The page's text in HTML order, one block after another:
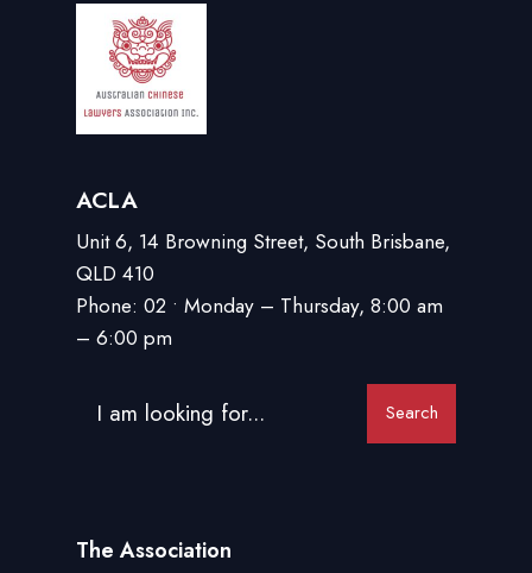
ACLA
Unit 6, 14 Browning Street, South Brisbane,
QLD 410
Phone: 02 • Monday – Thursday, 8:00 am
– 6:00 pm
Search
The Association